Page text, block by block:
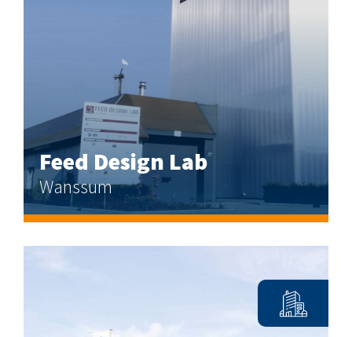
Feed Design Lab
Wanssum